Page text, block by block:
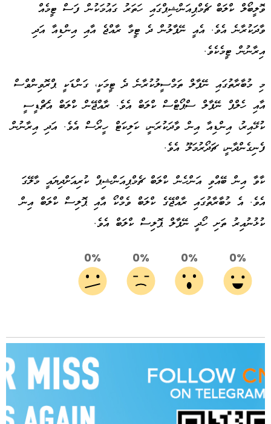
Advertisementވޮލީބޯލް ކްލަބް ޗެމްޕިއަންޝިޕްގައި ހަތަރު ގައުމަކުން ފަސް ޓީމެއް
ވާދަކުރާނެ އެވެ. އެއީ ނޭޕާލުން ދެ ޓީމާ ރާއްޖެ އާއި އިންޑިއާ އަދި
އިރާނުން ޓީމެކެވެ.
މި މުބާރާތުގައި ނޭޕާލް ތަމްސީލުކުރާނެ ދެ ޓީމަކީ، ގަންޑަކީ ޕްރޮވިންވްސް
އާއި ހެލްޕް ނޭޕާލް ސްޕޯޓްސް ކްލަބް އެވެ. ރާއްޖޭން ކްލަބް އެޗްޑީސީ
ކުޅޭއިރު، އިންޑިއާ އިން ވާދަކުރަނީ، ކަލިކަޓް ހީރޯސް އެވެ. އަދި އިރާނުން
ފެނިގެންދާނީ، ޗަދޯރުމަލޫ އެވެ.
ކާވާ އިން ބޭއްވި އަންހެން ކްލަބް ޗެމްޕިއަންޝިޕް ކުރިއަށްދިޔައީ މާލޭގަ
އެވެ. އެ މުބާރާތުގައި ރާއްޖޭގެ ކްލަބް ވެމްކޯ އާއި ޕޮލިސް ކްލަބް އިން
ކުޅުނުއިރު ތަށި ހޯދީ ނޭޕާލް ޕޮލިސް ކްލަބް އެވެ.
0%
0%
0%
0%